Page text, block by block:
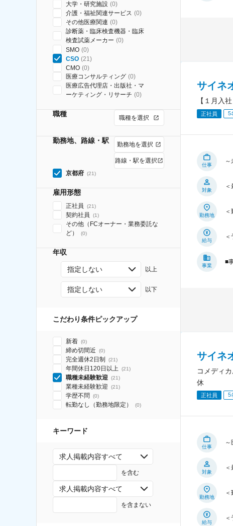
大学・研究施設 (0)
介護・福祉関連サービス (0)
その他医療関連 (0)
診断薬・臨床検査機器・臨床
検査試薬メーカー (0)
SMO (0)
CSO (21)
CMO (0)
医療コンサルティング (0)
医療広告代理店・出版社・マ
ーケティング・リサーチ (0)
職種 職種を選択
勤務地、路線・駅 勤務地を選択
路線・駅を選択
京都府 (21)
雇用形態
正社員 (21)
契約社員 (1)
その他（FCオーナー・業務委託な
ど）
(0)
年収
指定しない 以上
指定しない 以下
こだわり条件ピックアップ
新着 (0)
締め切間近 (0)
完全週休2日制 (21)
年間休日120日以上 (21)
職種未経験歓迎 (21)
業種未経験歓迎 (21)
学歴不問 (0)
転勤なし（勤務地限定） (0)
キーワード
求人掲載内容すべて
を含む
求人掲載内容すべて
を含まない
サイネ
【１月入
正社員 5
仕事
対象
勤務地
給与
事業
■
サイネ
コメディ
休
正社員 5
仕事
対象
勤務地
給与